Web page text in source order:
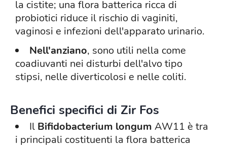
la cistite; una flora batterica ricca di
probiotici riduce il rischio di vaginiti,
vaginosi e infezioni dell'apparato urinario.
Nell'anziano, sono utili nella come
coadiuvanti nei disturbi dell'alvo tipo
stipsi, nelle diverticolosi e nelle coliti.
Benefici specifici di Zir Fos
Il Bifidobacterium longum AW11 è tra
i principali costituenti la flora batterica